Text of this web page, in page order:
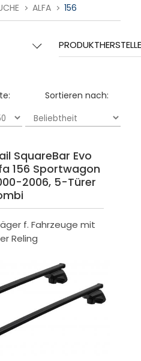
ALFA 156
Sortieren nach:
SquareBar Evo
156 Sportwagon
2006, 5-Türer
f. Fahrzeuge mit
Reling